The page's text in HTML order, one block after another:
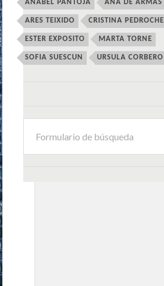
ANABEL PANTOJA ANA DE ARMAS
ARES TEIXIDO CRISTINA PEDROCHE
ESTER EXPOSITO MARTA TORNE
SOFIA SUESCUN URSULA CORBERO